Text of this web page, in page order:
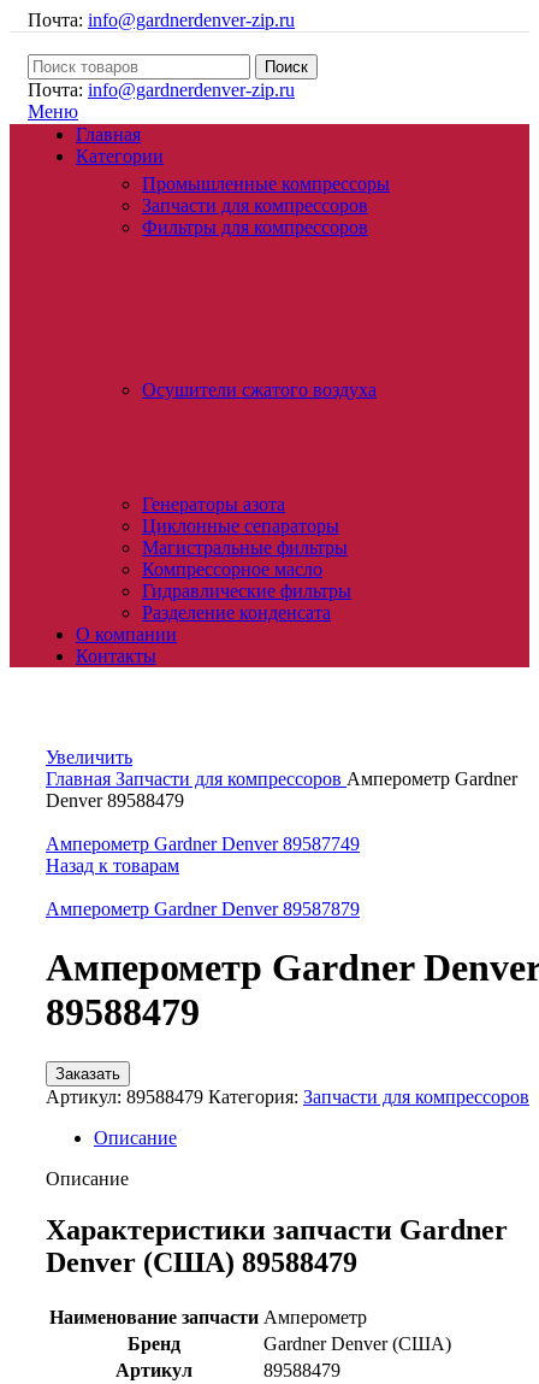
Почта: info@gardnerdenver-zip.ru
Поиск
Почта: info@gardnerdenver-zip.ru
Меню
Главная
Категории
Промышленные компрессоры
Запчасти для компрессоров
Фильтры для компрессоров
Осушители сжатого воздуха
Генераторы азота
Циклонные сепараторы
Магистральные фильтры
Компрессорное масло
Гидравлические фильтры
Разделение конденсата
О компании
Контакты
Увеличить
Главная Запчасти для компрессоров Амперометр Gardner
Denver 89588479
Амперометр Gardner Denver 89587749
Назад к товарам
Амперометр Gardner Denver 89587879
Амперометр Gardner
89588479
Заказать
Артикул: 89588479 Категория: Запчасти для компрессоров
Описание
Описание
Характеристики запчасти Gardner
Denver (США) 89588479
Наименование запчасти Амперометр
Бренд
Gardner Denver (США)
Артикул
89588479